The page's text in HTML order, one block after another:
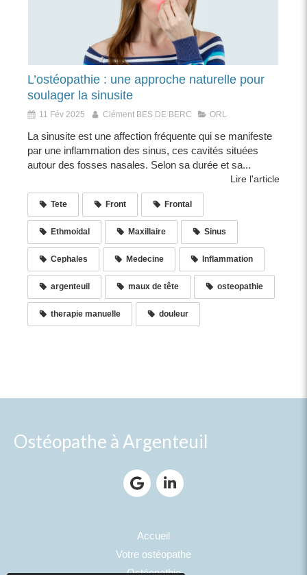
L’ostéopathie : une approche naturelle pour
soulager la sinusite
11 Fév 2025 Clément BES DE BERC ORL
La sinusite est une affection fréquente qui se manifeste
par une inflammation des sinus, ces cavités situées
autour des fosses nasales. Selon sa durée et sa...
Lire l'article
Tete Front Frontal
Ethmoidal Maxillaire Sinus
Cephales Medecine Inflammation
argenteuil maux de tête osteopathie
therapie manuelle douleur
Ostéopathe à Argenteuil
Accueil
Votre ostéopathe
Ostéopathie